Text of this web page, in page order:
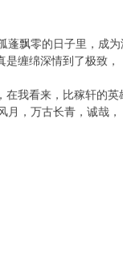
飘零的日子里，成为
缠绵深情到了极致，
在我看来，比稼轩的英
，万古长青，诚哉，